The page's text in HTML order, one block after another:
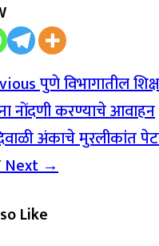
पुणे विभागातील
नोंदणी करण्याचे आवाहन
अंकाचे मुरलीकांत
Next →
Like